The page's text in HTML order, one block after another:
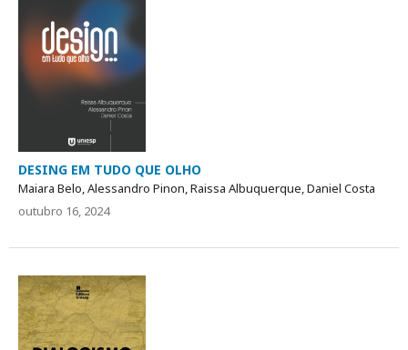
DESING EM TUDO QUE OLHO
Maiara Belo, Alessandro Pinon, Raissa Albuquerque, Daniel Costa
outubro 16, 2024